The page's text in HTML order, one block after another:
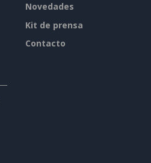
Novedades
Kit de prensa
Contacto